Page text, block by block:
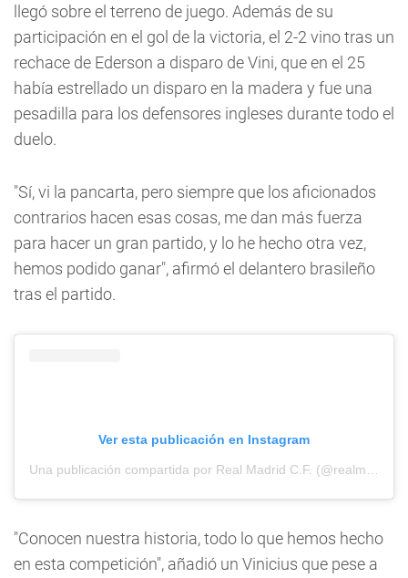
llegó sobre el terreno de juego. Además de su
participación en el gol de la victoria, el 2-2 vino tras un
rechace de Ederson a disparo de Vini, que en el 25
había estrellado un disparo en la madera y fue una
pesadilla para los defensores ingleses durante todo el
duelo.
"Sí, vi la pancarta, pero siempre que los aficionados
contrarios hacen esas cosas, me dan más fuerza
para hacer un gran partido, y lo he hecho otra vez,
hemos podido ganar", afirmó el delantero brasileño
tras el partido.
Ver esta publicación en Instagram
"Conocen nuestra historia, todo lo que hemos hecho
en esta competición", añadió un Vinicius que pese a